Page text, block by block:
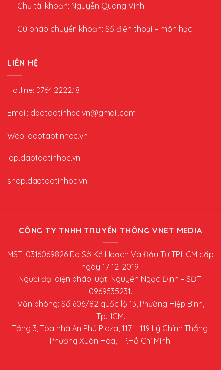
Chủ tài khoản: Nguyễn Quang Vinh
Cú pháp chuyển khoản: Số điện thoại – môn học
LIÊN HỆ
Hotline: 0764.2222.18
Email: daotaotinhoc.vn@gmail.com
Web: daotaotinhoc.vn
lop.daotaotinhoc.vn
shop.daotaotinhoc.vn
CÔNG TY TNHH TRUYỀN THÔNG VNET MEDIA
MST: 0316069826 Do Sở Kế Hoạch Và Đầu Tư TP.HCM cấp
ngày 17-12-2019.
Người đại diện pháp luật: Nguyễn Ngọc Định – SĐT:
0969535231.
Văn phòng: Số 606/82 quốc lộ 13, Phường Hiệp Bình,
Tp.HCM.
Tầng 3, Tòa nhà An Phú Plaza, 117 – 119 Lý Chính Thắng,
Phường Xuân Hòa, TP.Hồ Chí Minh.